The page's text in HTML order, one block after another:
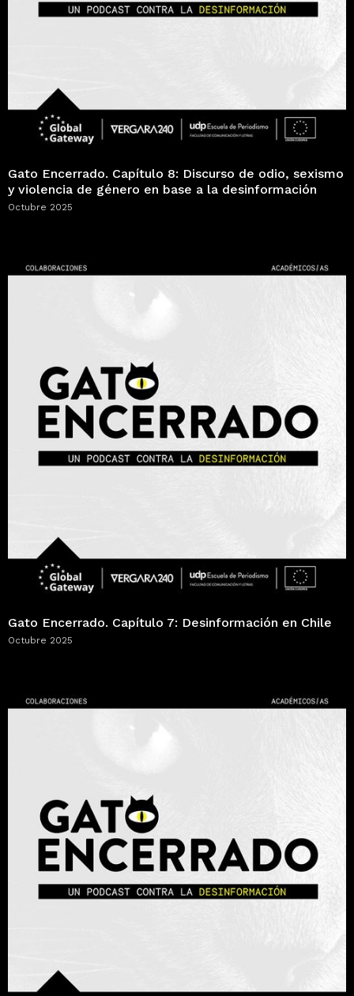
Gato Encerrado. Capítulo 8: Discurso de odio, sexismo
y violencia de género en base a la desinformación
Octubre 2025
Gato Encerrado. Capítulo 7: Desinformación en Chile
Octubre 2025